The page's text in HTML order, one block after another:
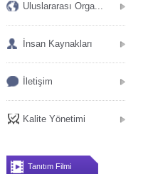
Uluslararası Orga...
İnsan Kaynakları
İletişim
Kalite Yönetimi
Tanıtım Filmi